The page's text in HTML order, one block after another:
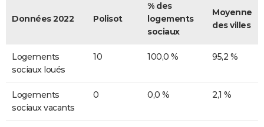
Données 2022 Polisot
% des
logements
sociaux
Moyenne
des villes
Logements
sociaux loués
10 100,0 % 95,2 %
Logements
sociaux vacants
0 0,0 % 2,1 %